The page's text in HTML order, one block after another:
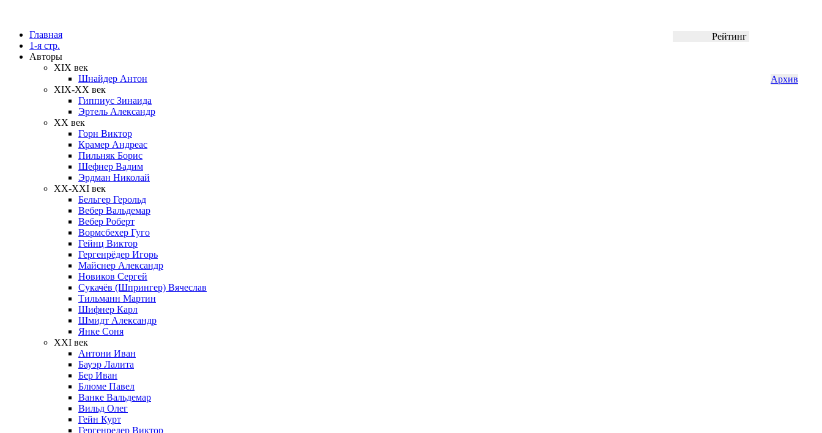
Главная
1-я стр.
Авторы
XIX век
Шнайдер Антон
XIX-XX век
Гиппиус Зинаида
Эртель Александр
XX век
Горн Виктор
Крамер Андреас
Пильняк Борис
Шефнер Вадим
Эрдман Николай
ХХ-XXI век
Бельгер Герольд
Вебер Вальдемар
Вебер Роберт
Вормсбехер Гуго
Гейнц Виктор
Гергенрёдер Игорь
Майснер Александр
Новиков Сергей
Сукачёв (Шпрингер) Вячеслав
Тильманн Мартин
Шифнер Карл
Шмидт Александр
Янке Соня
XXI век
Антони Иван
Бауэр Лалита
Бер Иван
Блюме Павел
Ванке Вальдемар
Вильд Олег
Гейн Курт
Гергенредер Виктор
Рейтинг
Архив